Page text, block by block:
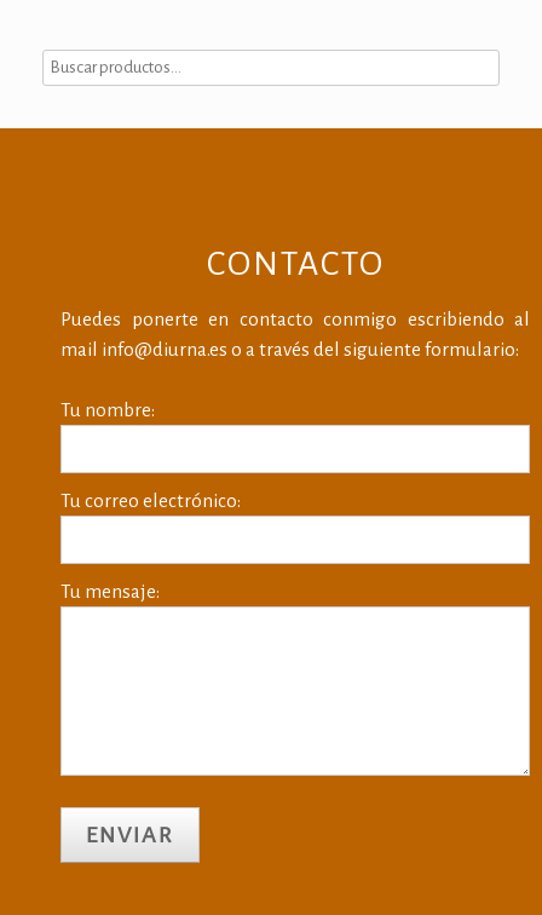
CONTACTO
Puedes ponerte en contacto conmigo escribiendo al
mail info@diurna.es o a través del siguiente formulario:
Tu nombre:
Tu correo electrónico:
Tu mensaje: